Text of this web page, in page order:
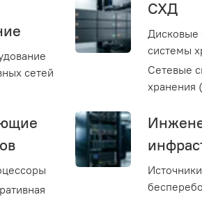
сетей
СХД
Дисковые
системы
Сетевые
хранения
Источники